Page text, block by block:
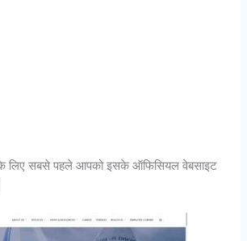
सबसे पहले आपको इसके ऑफिसियल वेबसाइट